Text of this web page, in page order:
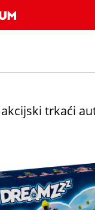
Mateo i akcijski
trkaći